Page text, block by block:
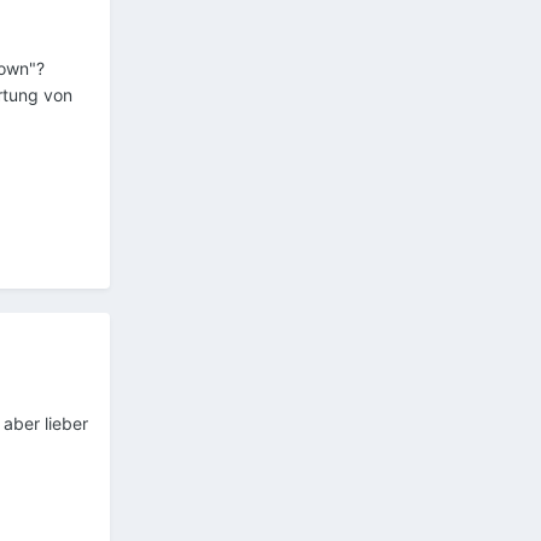
von
lieber